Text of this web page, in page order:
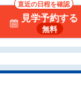
直近の日程を確認
見学予約する
無料